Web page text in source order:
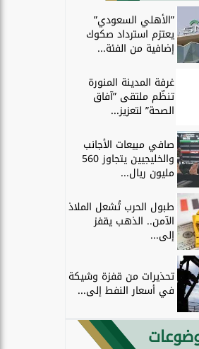
”الأهلي السعودي”
يعتزم استرداد صكوك
إضافية من الفئة...
غرفة المدينة المنورة
تنظّم ملتقى ”آفاق
الصحة” لتعزيز...
صافي مبيعات الأجانب
والخليجيين يتجاوز 560
مليون ريال...
طبول الحرب تُشعل الملاذ
الآمن.. الذهب يقفز
إلى...
تحذيرات من قفزة وشيكة
في أسعار النفط إلى...